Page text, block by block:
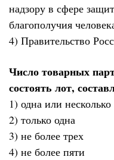
надзору в сфере
благополучия
4) Правительство
Число товарных
состоять лот,
1) одна или
2) только одна
3) не более трех
4) не более пяти